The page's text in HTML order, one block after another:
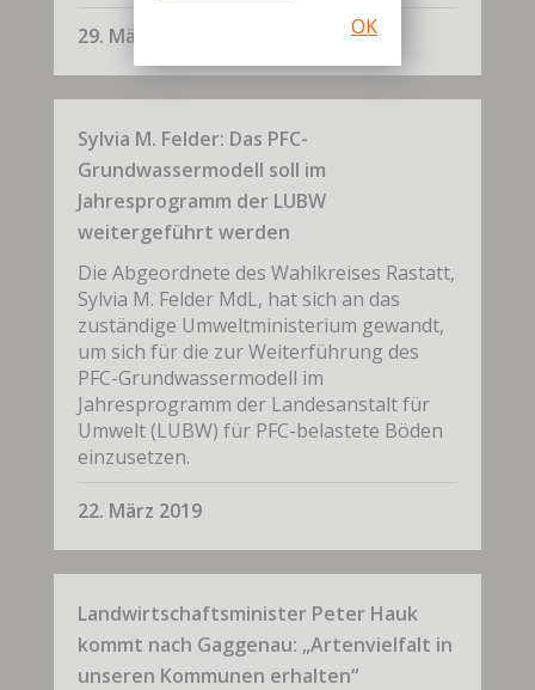
29. März 2019
Sylvia M. Felder: Das PFC-
Grundwassermodell soll im
Jahresprogramm der LUBW
weitergeführt werden
Die Abgeordnete des Wahlkreises Rastatt,
Sylvia M. Felder MdL, hat sich an das
zuständige Umweltministerium gewandt,
um sich für die zur Weiterführung des
PFC-Grundwassermodell im
Jahresprogramm der Landesanstalt für
Umwelt (LUBW) für PFC-belastete Böden
einzusetzen.
22. März 2019
Landwirtschaftsminister Peter Hauk
kommt nach Gaggenau: „Artenvielfalt in
unseren Kommunen erhalten“
OK